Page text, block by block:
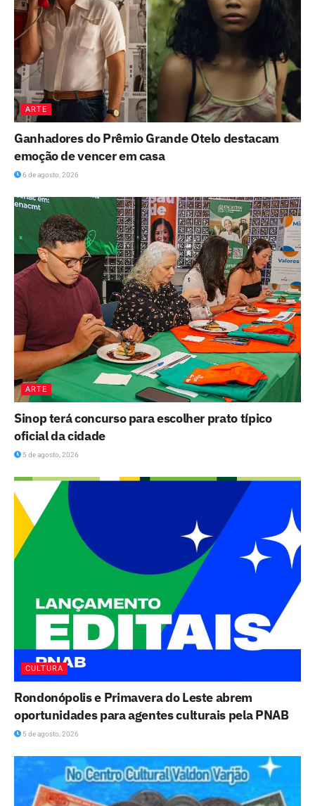
ARTE
Ganhadores do Prêmio Grande Otelo destacam
emoção de vencer em casa
6 de agosto, 2026
ARTE
Sinop terá concurso para escolher prato típico
oficial da cidade
5 de agosto, 2026
CULTURA
Rondonópolis e Primavera do Leste abrem
oportunidades para agentes culturais pela PNAB
5 de agosto, 2026